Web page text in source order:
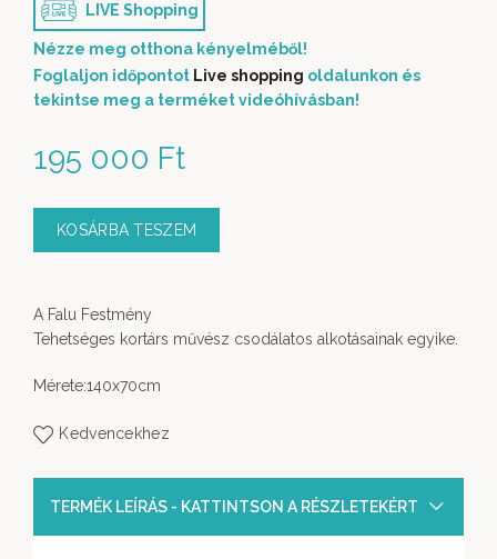
195 000 Ft
LIVE Shopping
Nézze meg otthona kényelméből!
Foglaljon időpontot Live shopping oldalunkon és
tekintse meg a terméket videóhívásban!
KOSÁRBA TESZEM
A Falu Festmény
Tehetséges kortárs művész csodálatos alkotásainak egyike.
Mérete:140x70cm
Kedvencekhez
TERMÉK LEÍRÁS - KATTINTSON A RÉSZLETEKÉRT